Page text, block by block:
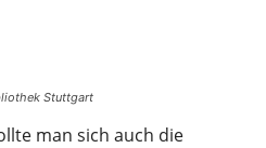
Stuttgart
man sich auch die